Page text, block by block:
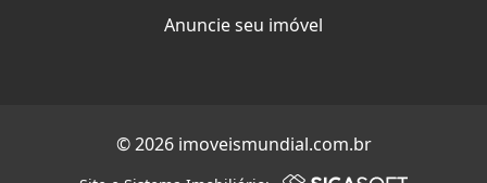
Anuncie seu imóvel
© 2026 imoveismundial.com.br